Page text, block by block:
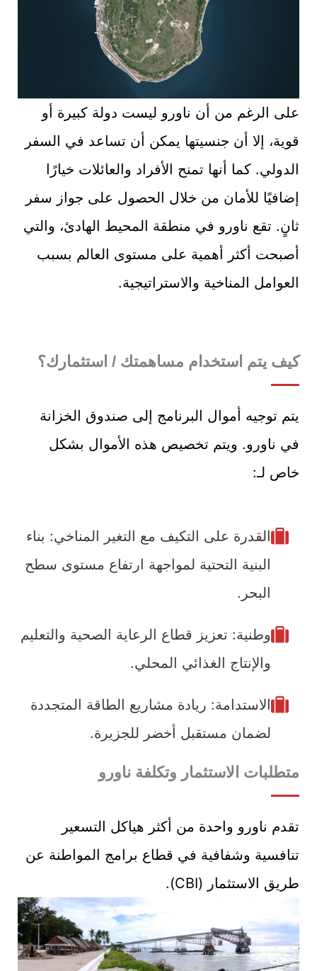
على الرغم من أن ناورو ليست دولة كبيرة أو
قوية، إلا أن جنسيتها يمكن أن تساعد في السفر
الدولي. كما أنها تمنح الأفراد والعائلات خيارًا
إضافيًا للأمان من خلال الحصول على جواز سفر
ثانٍ. تقع ناورو في منطقة المحيط الهادئ، والتي
أصبحت أكثر أهمية على مستوى العالم بسبب
العوامل المناخية والاستراتيجية.
كيف يتم استخدام مساهمتك / استثمارك؟
يتم توجيه أموال البرنامج إلى صندوق الخزانة
في ناورو. ويتم تخصيص هذه الأموال بشكل
خاص لـ:
القدرة على التكيف مع التغير المناخي: بناء
البنية التحتية لمواجهة ارتفاع مستوى سطح
البحر.
وطنية: تعزيز قطاع الرعاية الصحية والتعليم
والإنتاج الغذائي المحلي.
الاستدامة: ريادة مشاريع الطاقة المتجددة
لضمان مستقبل أخضر للجزيرة.
متطلبات الاستثمار وتكلفة ناورو
تقدم ناورو واحدة من أكثر هياكل التسعير
تنافسية وشفافية في قطاع برامج المواطنة عن
طريق الاستثمار (CBI).